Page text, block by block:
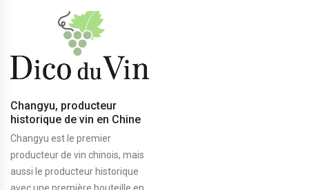
Changyu, producteur
historique de vin en Chine
Changyu est le premier
producteur de vin chinois, mais
aussi le producteur historique